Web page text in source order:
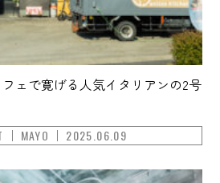
フェで寛げる人気イタリアンの2号
MAYO 2025.06.09